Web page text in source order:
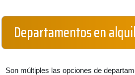
Departamentos en
Son múltiples las opciones de